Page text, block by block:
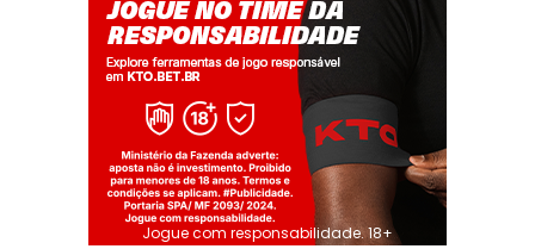
Jogue com responsabilidade. 18+